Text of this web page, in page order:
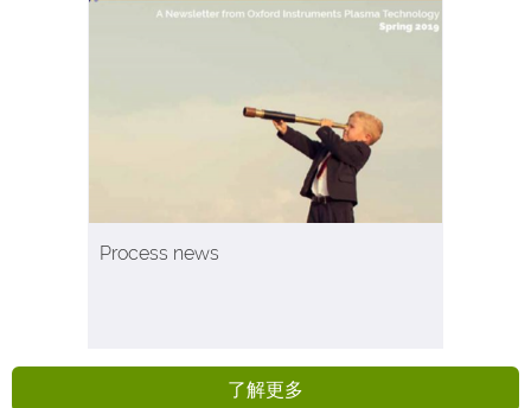
Process news
了解更多